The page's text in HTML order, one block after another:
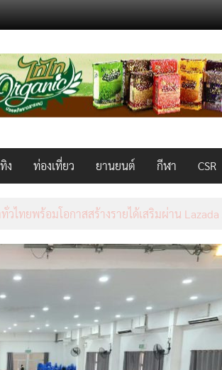
ง ท่องเที่ยว ยานยนต์ กีฬา CSR
วไทยพร้อมโอกาสสร้างรายได้เสริมผ่าน